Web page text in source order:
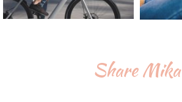
Share Mika